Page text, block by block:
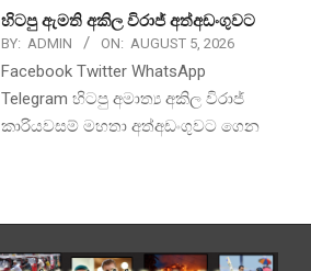
හිටපු ඇමති අකිල විරාජ් අත්අඩංගුවට
BY: ADMIN ON: AUGUST 5, 2026
Facebook Twitter WhatsApp
Telegram හිටපු අමාත්‍ය අකිල විරාජ්
කාරියවසම් මහතා අත්අඩංගුවට ගෙන